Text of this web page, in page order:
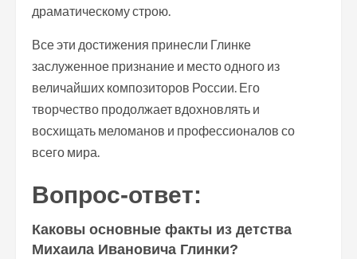
драматическому строю.
Все эти достижения принесли Глинке
заслуженное признание и место одного из
величайших композиторов России. Его
творчество продолжает вдохновлять и
восхищать меломанов и профессионалов со
всего мира.
Вопрос-ответ:
Каковы основные факты из детства
Михаила Ивановича Глинки?